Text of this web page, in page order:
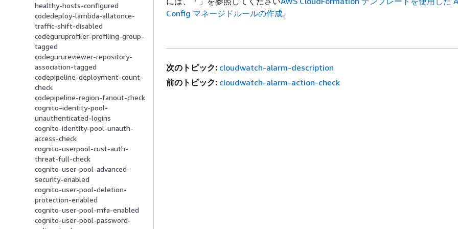
healthy-hosts-configured
codedeploy-lambda-allatonce-
traffic-shift-disabled
codeguruprofiler-profiling-group-
tagged
codegurureviewer-repository-
association-tagged
codepipeline-deployment-count-
check
codepipeline-region-fanout-check
cognito–identity-pool-
unauthenticated-logins
cognito-identity-pool-unauth-
access-check
cognito-userpool-cust-auth-
threat-full-check
cognito-user-pool-advanced-
security-enabled
cognito-user-pool-deletion-
protection-enabled
cognito-user-pool-mfa-enabled
cognito-user-pool-password-
Config マネージドルールの作成。
次のトピック: cloudwatch-alarm-description
前のトピック: cloudwatch-alarm-action-check